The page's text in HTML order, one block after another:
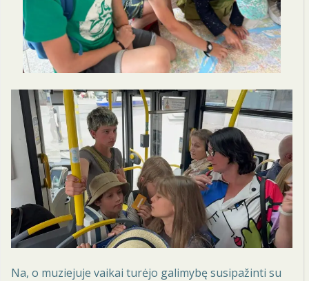
Na, o muziejuje vaikai turėjo galimybę susipažinti su